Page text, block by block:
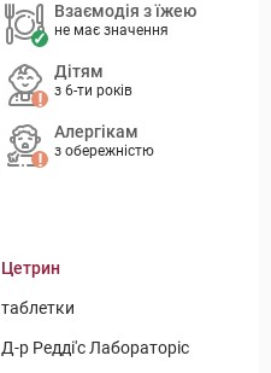
Взаємодія з їжею
не має значення
Дітям
з 6-ти років
Алергікам
з обережністю
Цетрин
таблетки
Д-р Редді'с Лабораторіс